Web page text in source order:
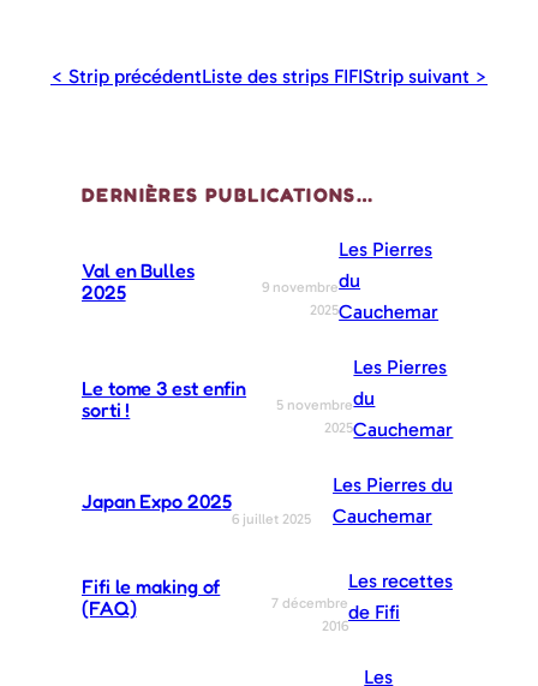
< Strip précédentListe des strips FIFIStrip suivant >
DERNIÈRES PUBLICATIONS…
Val en Bulles
2025
9 novembre
2025
Les Pierres
du
Cauchemar
Le tome 3 est enfin
sorti !
5 novembre
2025
Les Pierres
du
Cauchemar
Japan Expo 2025
6 juillet 2025
Les Pierres du
Cauchemar
Fifi le making of
(FAQ)
7 décembre
2016
Les recettes
de Fifi
Les